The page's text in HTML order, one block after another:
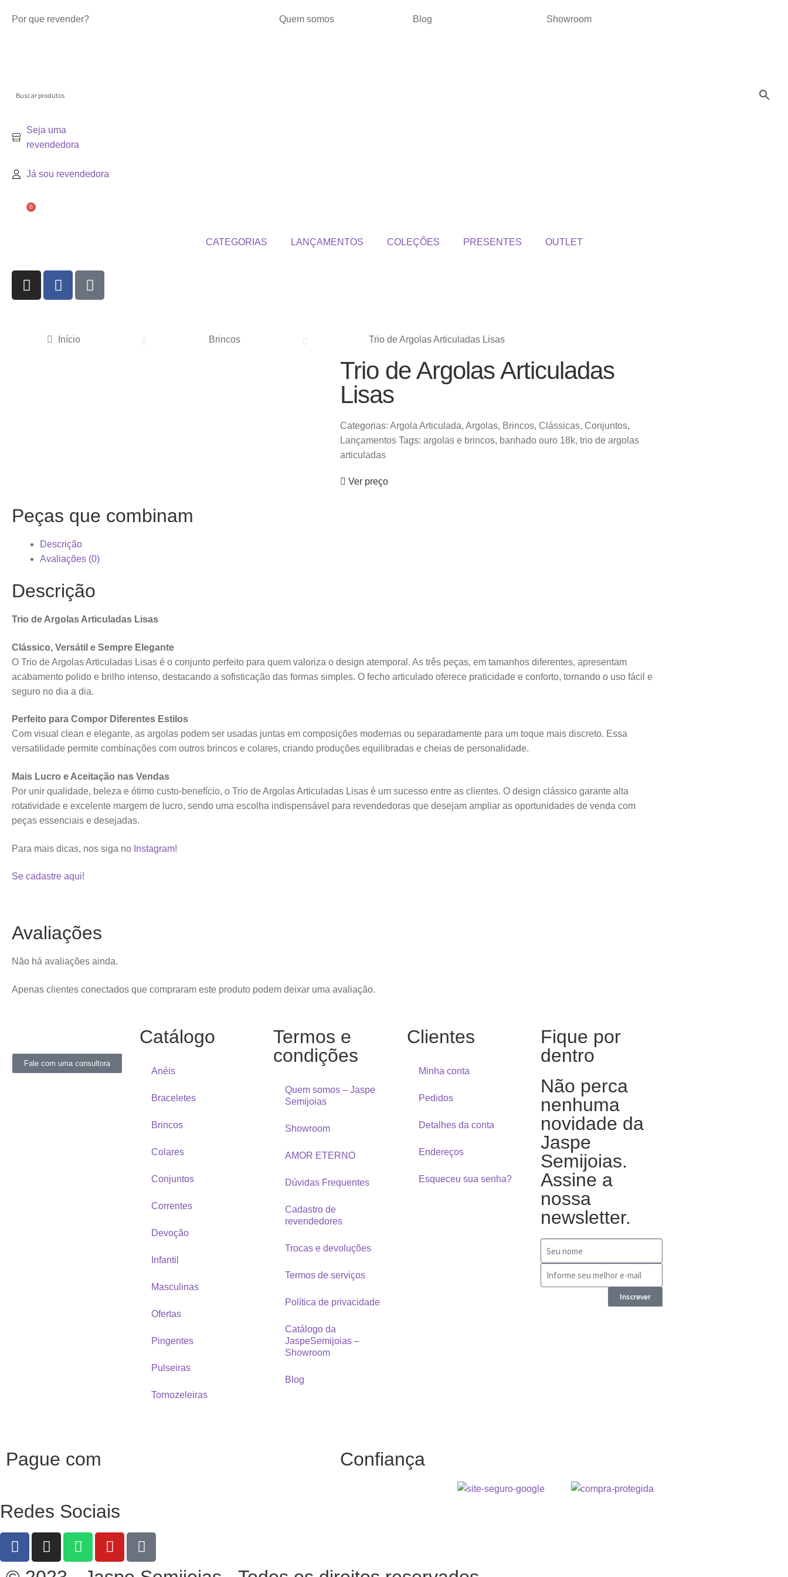
Por que revender? Quem somos Blog Showroom
Seja uma
revendedora
Já sou revendedora
0
CATEGORIAS LANÇAMENTOS COLEÇÕES PRESENTES OUTLET
Início Brincos Trio de Argolas Articuladas Lisas
Trio de Argolas Articuladas
Lisas
Categorias: Argola Articulada, Argolas, Brincos, Clássicas, Conjuntos,
Lançamentos Tags: argolas e brincos, banhado ouro 18k, trio de argolas
articuladas
Ver preço
Peças que combinam
Descrição
Avaliações (0)
Descrição
Trio de Argolas Articuladas Lisas
Clássico, Versátil e Sempre Elegante
O Trio de Argolas Articuladas Lisas é o conjunto perfeito para quem valoriza o design atemporal. As três peças, em tamanhos diferentes, apresentam
acabamento polido e brilho intenso, destacando a sofisticação das formas simples. O fecho articulado oferece praticidade e conforto, tornando o uso fácil e
seguro no dia a dia.
Perfeito para Compor Diferentes Estilos
Com visual clean e elegante, as argolas podem ser usadas juntas em composições modernas ou separadamente para um toque mais discreto. Essa
versatilidade permite combinações com outros brincos e colares, criando produções equilibradas e cheias de personalidade.
Mais Lucro e Aceitação nas Vendas
Por unir qualidade, beleza e ótimo custo-benefício, o Trio de Argolas Articuladas Lisas é um sucesso entre as clientes. O design clássico garante alta
rotatividade e excelente margem de lucro, sendo uma escolha indispensável para revendedoras que desejam ampliar as oportunidades de venda com
peças essenciais e desejadas.
Para mais dicas, nos siga no Instagram!
Se cadastre aqui!
Avaliações
Não há avaliações ainda.
Apenas clientes conectados que compraram este produto podem deixar uma avaliação.
Fale com uma consultora
Catálogo
Anéis
Braceletes
Brincos
Colares
Conjuntos
Correntes
Devoção
Infantil
Masculinas
Ofertas
Pingentes
Pulseiras
Tornozeleiras
Termos e
condições
Quem somos – Jaspe
Semijoias
Showroom
AMOR ETERNO
Dúvidas Frequentes
Cadastro de
revendedores
Trocas e devoluções
Termos de serviços
Política de privacidade
Catálogo da
JaspeSemijoias –
Showroom
Blog
Clientes
Minha conta
Pedidos
Detalhes da conta
Endereços
Esqueceu sua senha?
Fique por
dentro
Não perca
nenhuma
novidade da
Jaspe
Semijoias.
Assine a
nossa
newsletter.
Inscrever
Pague com Confiança
Redes Sociais